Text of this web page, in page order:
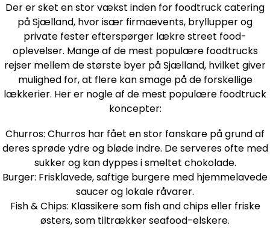
Der er sket en stor vækst inden for foodtruck catering
på Sjælland, hvor især firmaevents, bryllupper og
private fester efterspørger lækre street food-
oplevelser. Mange af de mest populære foodtrucks
rejser mellem de største byer på Sjælland, hvilket giver
mulighed for, at flere kan smage på de forskellige
lækkerier. Her er nogle af de mest populære foodtruck
koncepter:
Churros: Churros har fået en stor fanskare på grund af
deres sprøde ydre og bløde indre. De serveres ofte med
sukker og kan dyppes i smeltet chokolade.
Burger: Frisklavede, saftige burgere med hjemmelavede
saucer og lokale råvarer.
Fish & Chips: Klassikere som fish and chips eller friske
østers, som tiltrækker seafood-elskere.